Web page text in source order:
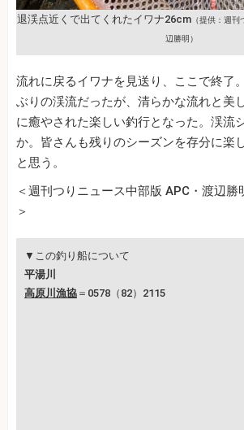
退渓点近くで出てくれたイワナ26cm（提供：週刊
辺勝明）
流れに戻るイワナを見送り、ここで終了
ぶりの渓流だったが、清らかな流れと美
に癒やされた楽しい釣行となった。渓流
か。皆さんも残りのシーズンを存分に楽
と思う。
＜週刊つりニュース中部版 APC・渡辺勝
＞
▼この釣り船について
平湯川
高原川漁協 ＝0578（82）2115